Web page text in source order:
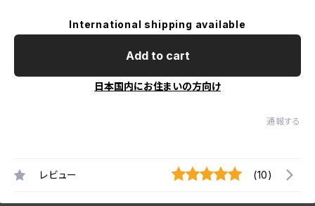
International shipping available
Add to cart
日本国内にお住まいの方向け
通報する
レビュー (10)